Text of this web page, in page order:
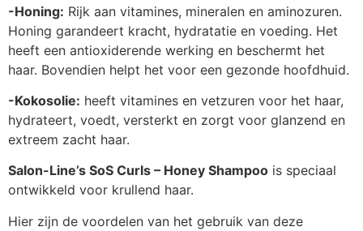
-Honing: Rijk aan vitamines, mineralen en aminozuren.
Honing garandeert kracht, hydratatie en voeding. Het
heeft een antioxiderende werking en beschermt het
haar. Bovendien helpt het voor een gezonde hoofdhuid.
-Kokosolie: heeft vitamines en vetzuren voor het haar,
hydrateert, voedt, versterkt en zorgt voor glanzend en
extreem zacht haar.
Salon-Line’s SoS Curls – Honey Shampoo is speciaal
ontwikkeld voor krullend haar.
Hier zijn de voordelen van het gebruik van deze